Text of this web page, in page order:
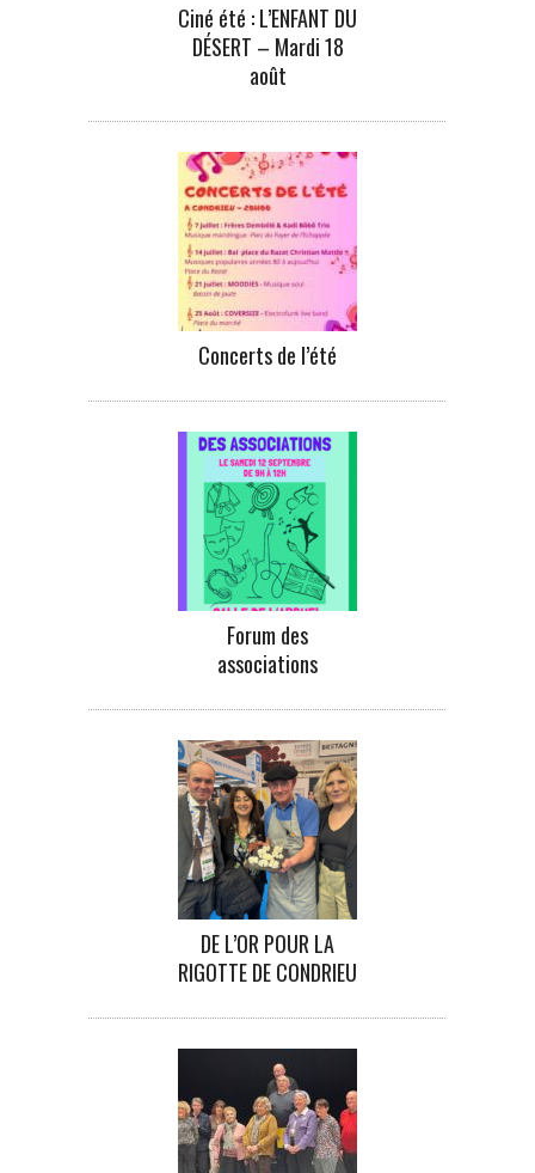
Ciné été : L’ENFANT DU
DÉSERT – Mardi 18
août
Concerts de l’été
Forum des
associations
DE L’OR POUR LA
RIGOTTE DE CONDRIEU